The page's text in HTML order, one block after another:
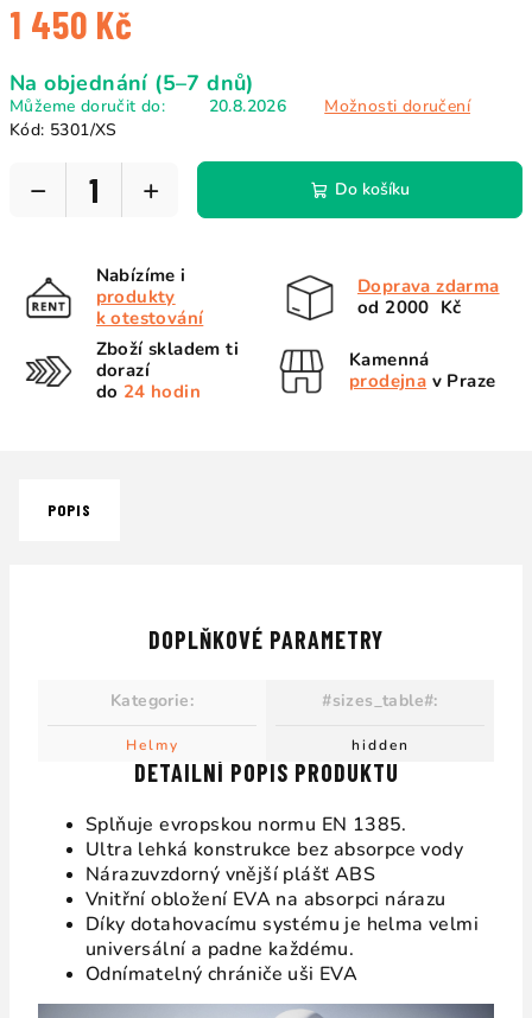
1 450 Kč
cena:
Na objednání (5–7 dnů)
Můžeme doručit do: 20.8.2026
Možnosti doručení
Kód: 5301/XS
+
− Do košíku
Nabízíme i
produkty
k otestování
Doprava zdarma
od 2000 Kč
Zboží skladem ti
dorazí
do 24 hodin
Kamenná
prodejna v Praze
POPIS
DETAILNÍ POPIS PRODUKTU
Splňuje evropskou normu EN 1385.
Ultra lehká konstrukce bez absorpce vody
Nárazuvzdorný vnější plášť ABS
Vnitřní obložení EVA na absorpci nárazu
Díky dotahovacímu systému je helma velmi
universální a padne každému.
Odnímatelný chrániče uši EVA
DOPLŇKOVÉ PARAMETRY
Kategorie:
Helmy
#sizes_table#:
hidden